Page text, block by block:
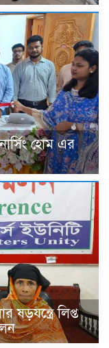
হোম এর
ষড়যন্ত্রে লিপ্ত